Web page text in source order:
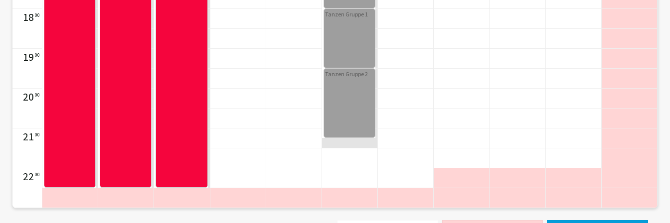
18 00
19 00
20 00
21 00
22 00
Tanzen Gruppe 1
Tanzen Gruppe 2